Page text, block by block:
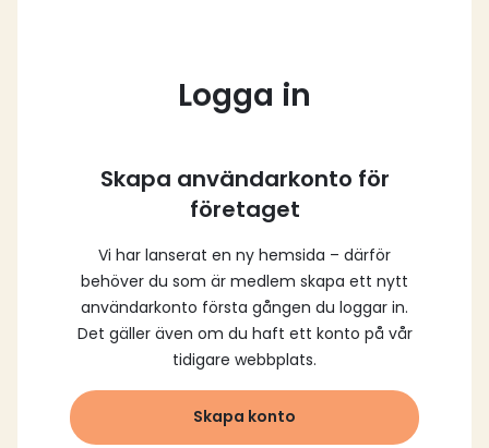
Logga in
Skapa användarkonto för
företaget
Vi har lanserat en ny hemsida – därför
behöver du som är medlem skapa ett nytt
användarkonto första gången du loggar in.
Det gäller även om du haft ett konto på vår
tidigare webbplats.
Skapa konto